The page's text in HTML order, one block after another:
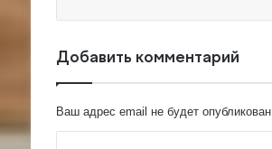
Добавить комментарий
Ваш адрес email не будет опубликован.